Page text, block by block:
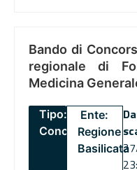
Bando di
regionale di
Medicina
Tipo:
Concorsi
Ente:
Regione
Basilicata